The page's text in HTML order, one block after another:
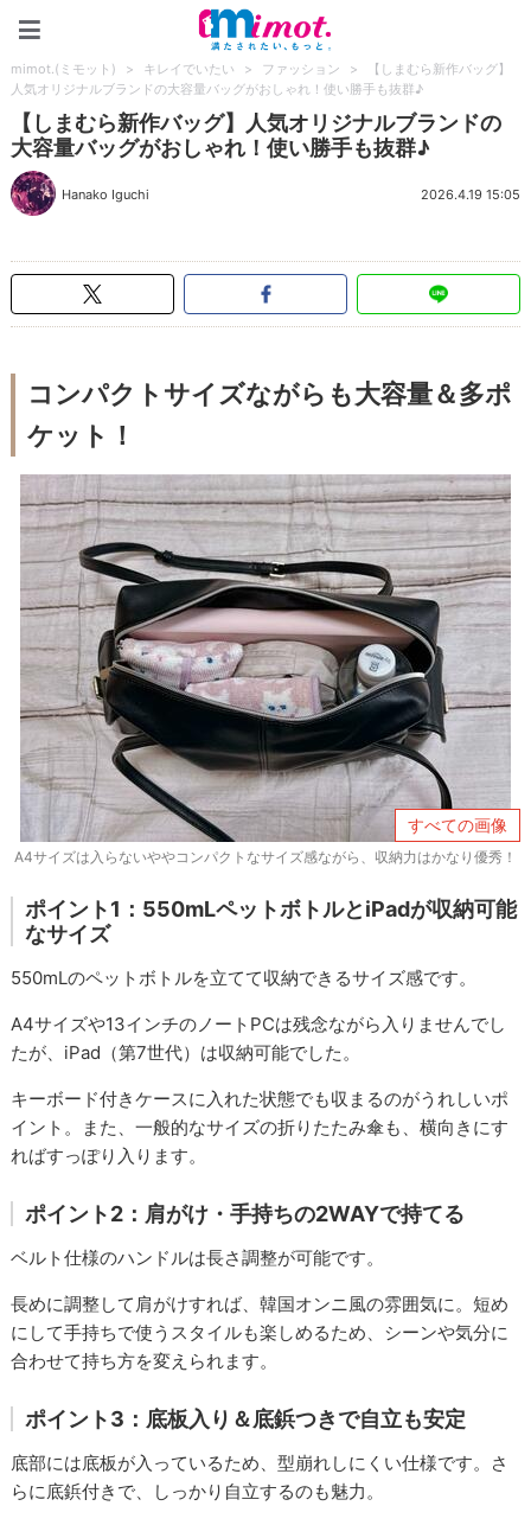
mimot.(ミモット) > キレイでいたい > ファッション >
【しまむら新作バッグ】
人気オリジナルブランドの大容量バッグがおしゃれ！使い勝手も抜群♪
【しまむら新作バッグ】人気オリジナルブランドの
大容量バッグがおしゃれ！使い勝手も抜群♪
Hanako Iguchi 2026.4.19 15:05
コンパクトサイズながらも大容量＆多ポ
ケット！
すべての画像
A4サイズは入らないややコンパクトなサイズ感ながら、収納力はかなり優秀！
ポイント1：550mLペットボトルとiPadが収納可能
なサイズ
550mLのペットボトルを立てて収納できるサイズ感です。
A4サイズや13インチのノートPCは残念ながら入りませんでし
たが、iPad（第7世代）は収納可能でした。
キーボード付きケースに入れた状態でも収まるのがうれしいポ
イント。また、一般的なサイズの折りたたみ傘も、横向きにす
ればすっぽり入ります。
ポイント2：肩がけ・手持ちの2WAYで持てる
ベルト仕様のハンドルは長さ調整が可能です。
長めに調整して肩がけすれば、韓国オンニ風の雰囲気に。短め
にして手持ちで使うスタイルも楽しめるため、シーンや気分に
合わせて持ち方を変えられます。
ポイント3：底板入り＆底鋲つきで自立も安定
底部には底板が入っているため、型崩れしにくい仕様です。さ
らに底鋲付きで、しっかり自立するのも魅力。